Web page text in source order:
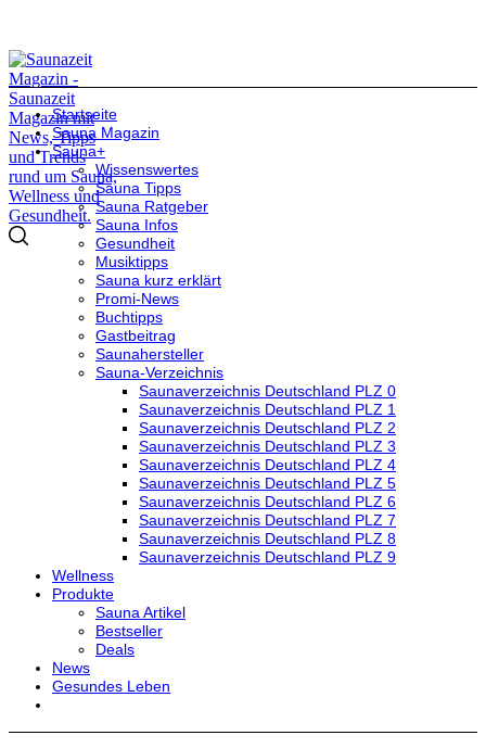
Startseite
Sauna Magazin
Sauna+
Wissenswertes
Sauna Tipps
Sauna Ratgeber
Sauna Infos
Gesundheit
Musiktipps
Sauna kurz erklärt
Promi-News
Buchtipps
Gastbeitrag
Saunahersteller
Sauna-Verzeichnis
Saunaverzeichnis Deutschland PLZ 0
Saunaverzeichnis Deutschland PLZ 1
Saunaverzeichnis Deutschland PLZ 2
Saunaverzeichnis Deutschland PLZ 3
Saunaverzeichnis Deutschland PLZ 4
Saunaverzeichnis Deutschland PLZ 5
Saunaverzeichnis Deutschland PLZ 6
Saunaverzeichnis Deutschland PLZ 7
Saunaverzeichnis Deutschland PLZ 8
Saunaverzeichnis Deutschland PLZ 9
Wellness
Produkte
Sauna Artikel
Bestseller
Deals
News
Gesundes Leben